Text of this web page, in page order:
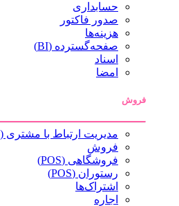
حسابداری
صدور فاکتور
هزینه‌ها
صفحه‌گسترده (BI)
اسناد
امضا
فروش
مدیریت ارتباط با مشتری (CRM)
فروش
فروشگاهی (POS)
رستوران (POS)
اشتراک‌ها
اجاره